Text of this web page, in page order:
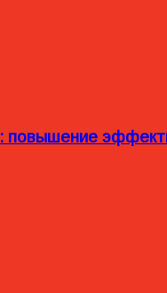
повышение